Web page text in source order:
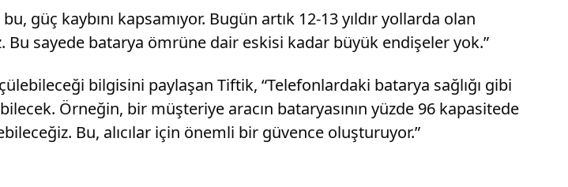
güç kaybını kapsamıyor. Bugün artık 12-13 yıldır yollarda olan
sayede batarya ömrüne dair eskisi kadar büyük endişeler yok.”
bilgisini paylaşan Tiftik, “Telefonlardaki batarya sağlığı gibi
Örneğin, bir müşteriye aracın bataryasının yüzde 96 kapasitede
Bu, alıcılar için önemli bir güvence oluşturuyor.”